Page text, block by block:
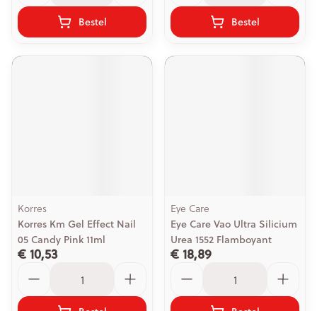
Bestel Bestel
Korres
Korres Km Gel Effect Nail
05 Candy Pink 11ml
€ 10,53
Eye Care
Eye Care Vao Ultra Silicium
Urea 1552 Flamboyant
€ 18,89